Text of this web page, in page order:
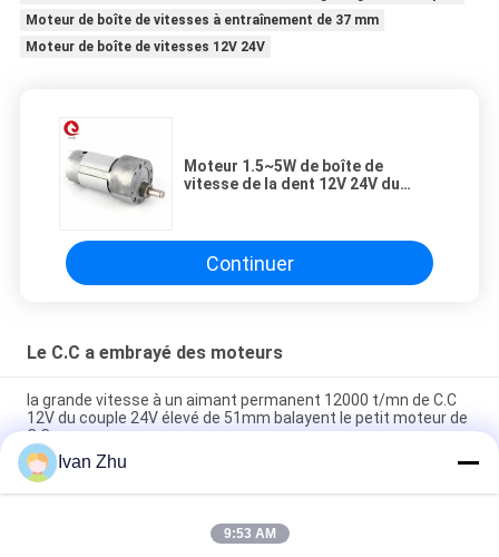
Moteur de boîte de vitesses à entraînement de 37 mm
Moteur de boîte de vitesses 12V 24V
Moteur 1.5~5W de boîte de
vitesse de la dent 12V 24V du
Continuer
Le C.C a embrayé des moteurs
la grande vitesse à un aimant permanent 12000 t/mn de C.C
12V du couple 24V élevé de 51mm balayent le petit moteur de
C.C
1N.M 24VDC a embrayé le moteur de boîte de vitesse du ver
46mm de moteurs pour la machine médicale
370 le haut moteur de couple de 46mm 6V 24V 12v ROHS
Ivan Zhu
9:53 AM